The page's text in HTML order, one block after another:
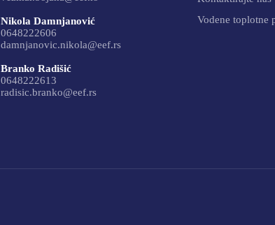
Nikola Damnjanović
0648222606
damnjanovic.nikola@eef.rs
Branko Radišić
0648222613
radisic.branko@eef.rs
Vodene toplotne